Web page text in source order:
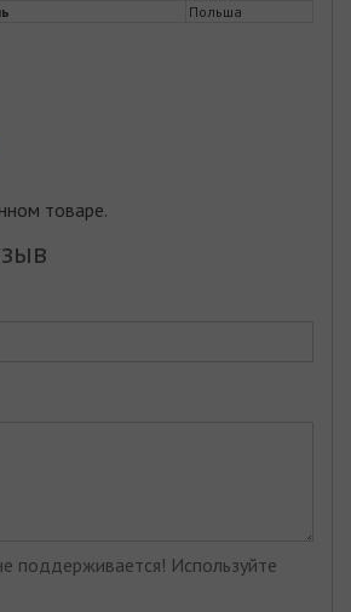
Польша
товаре.
поддерживается! Используйте